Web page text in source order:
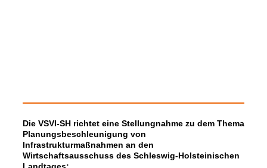
Die VSVI-SH richtet eine Stellungnahme zu dem Thema
Planungsbeschleunigung von
Infrastrukturmaßnahmen an den
Wirtschaftsausschuss des Schleswig-Holsteinischen
Landtages: